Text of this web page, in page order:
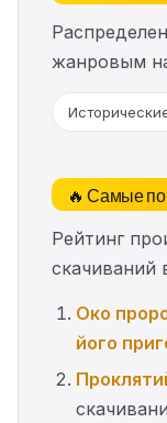
жанровым
🔥 Самые
Рейтинг
скачиваний
Око
його